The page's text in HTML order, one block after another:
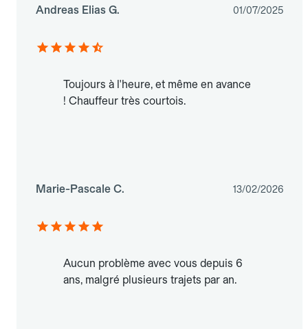
Andreas Elias G. 01/07/2025
Toujours à l'heure, et même en avance
! Chauffeur très courtois.
Marie-Pascale C. 13/02/2026
Aucun problème avec vous depuis 6
ans, malgré plusieurs trajets par an.